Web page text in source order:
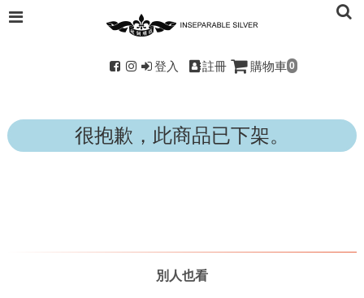
登入 註冊 購物車 0
很抱歉，此商品已下架。
別人也看